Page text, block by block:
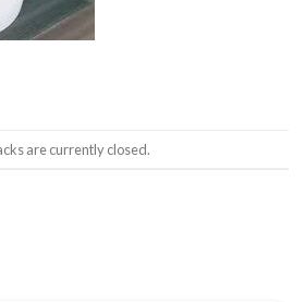
are currently closed.